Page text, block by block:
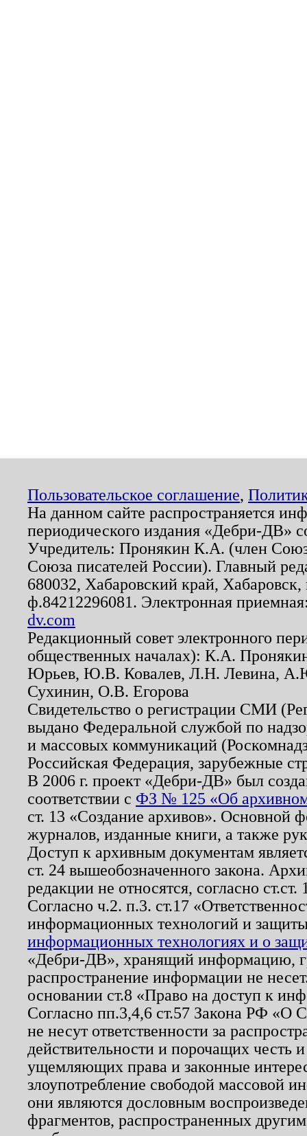
Пользовательское соглашение,
На данном сайте распространяется
периодического издания «Дебри-ДВ»
Учредитель: Пронякин К.А. (член
Союза писателей России). Главный
680032, Хабаровский край,
ф.84212296081. Электронная
dv.com
Редакционный совет электронного
общественных началах): К.А.
Юрьев, Ю.В. Ковалев, Л.Н. Левина,
Сухинин, О.В. Егорова
Свидетельство о регистрации СМИ
выдано Федеральной службой по
и массовых коммуникаций
Российская Федерация, зарубежные
В 2006 г. проект «Дебри-ДВ» был
соответствии с ФЗ № 125 «Об
ст. 13 «Создание архивов». Основной
журналов, изданные книги, а также
Доступ к архивным документам
ст. 24 вышеобозначенного закона.
редакции не относятся, согласно
Согласно ч.2. п.3. ст.17
информационных технологий и
информационных технологиях и о
«Дебри-ДВ», хранящий информацию,
распространение информации не
основании ст.8 «Право на доступ к
Согласно пп.3,4,6 ст.57 Закона РФ «О
не несут ответственности за
действительности и порочащих честь
ущемляющих права и законные
злоупотребление свободой массовой
они являются дословным
фрагментов, распространенных